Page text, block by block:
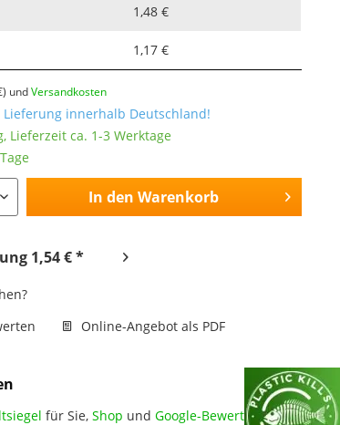
1,48 €
1,17 €
undVersandkosten
innerhalb Deutschland!
Lieferzeit ca. 1-3 Werktage
In den Warenkorb
1,54 € *
Online-Angebot als PDF
für Sie,Shop undGoogle-Bewertungen